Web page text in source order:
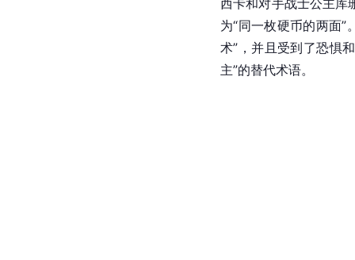
西卡和对手战士公主库
为“同一枚硬币的两面
术”，并且受到了恐惧
主”的替代术语。